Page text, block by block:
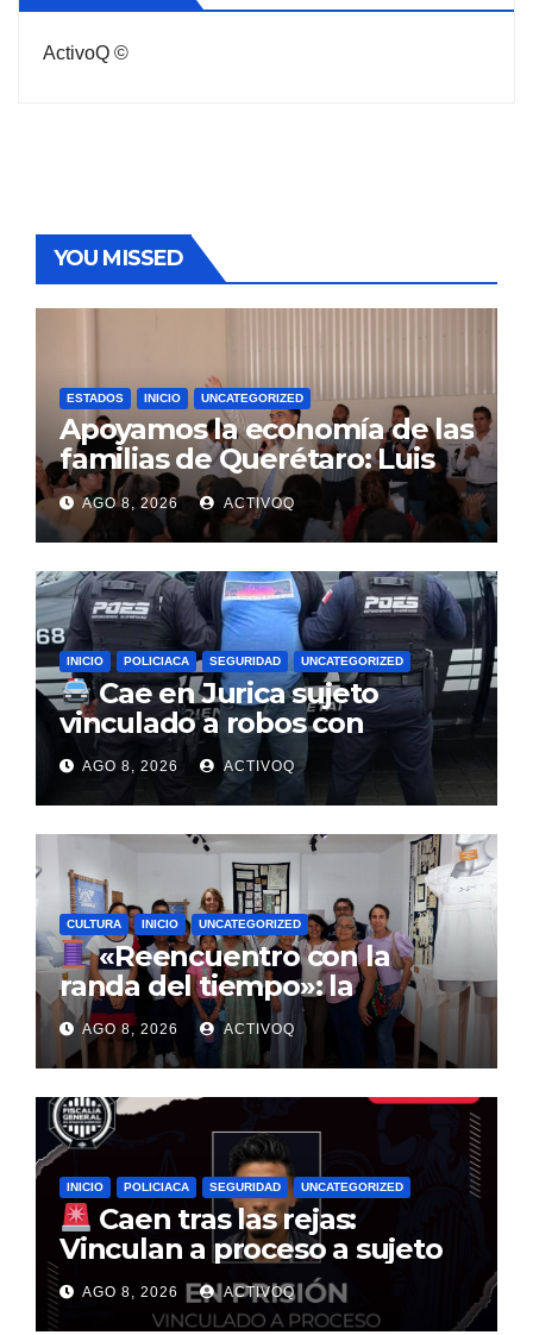
ActivoQ ©
YOU MISSED
ESTADOS INICIO UNCATEGORIZED
Apoyamos la economía de las
familias de Querétaro: Luis
Nava
AGO 8, 2026 ACTIVOQ
INICIO POLICIACA SEGURIDAD UNCATEGORIZED
Cae en Jurica sujeto
vinculado a robos con
violencia en negocios de
Querétaro y Guanajuato
AGO 8, 2026 ACTIVOQ
CULTURA INICIO UNCATEGORIZED
«Reencuentro con la
randa del tiempo»: la
tradición textil que entrelaza
la historia de la Sierra Gorda
AGO 8, 2026 ACTIVOQ
INICIO POLICIACA SEGURIDAD UNCATEGORIZED
Caen tras las rejas:
Vinculan a proceso a sujeto
por multimillonario atraco en
Santa Rosa Jáuregui
AGO 8, 2026 ACTIVOQ